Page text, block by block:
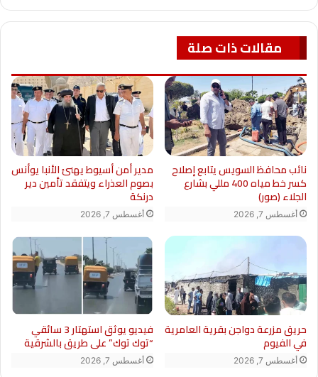
مقالات ذات صلة
نائب محافظ السويس يتابع إصلاح
كسر خط مياه 400 مللي بشارع
الجلاء (صور)
أغسطس 7, 2026
مدير أمن أسيوط يهنئ الأنبا يوأنس
بصوم العذراء ويتفقد تأمين دير
درنكة
أغسطس 7, 2026
حريق مزرعة دواجن بقرية العامرية
في الفيوم
أغسطس 7, 2026
فيديو يوثق استهتار 3 سائقي
“توك توك” على طريق بالشرقية
أغسطس 7, 2026